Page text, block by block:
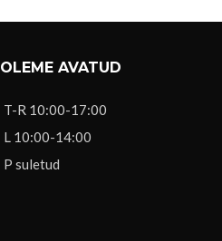
OLEME AVATUD
T-R 10:00-17:00
L 10:00-14:00
P suletud